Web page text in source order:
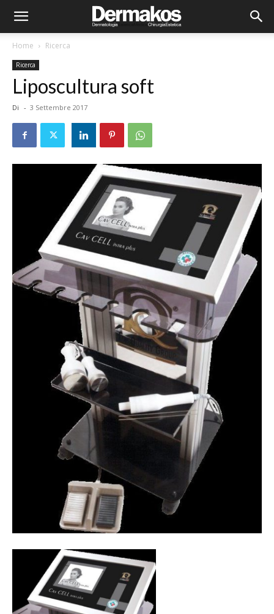
Home Ricerca
Ricerca
Liposcultura soft
Di - 3 Settembre 2017